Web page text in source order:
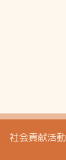
社会貢献活動